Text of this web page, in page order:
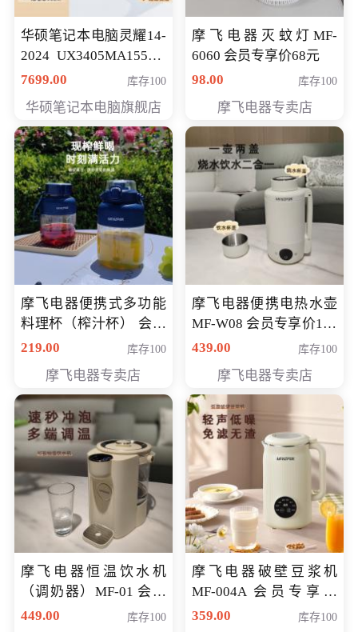
华硕笔记本电脑灵耀14-
2024 UX3405MA155夜
空蓝 oled 智慧轻薄本 会
7699.00 库存100
华硕笔记本电脑旗舰店
摩飞电器灭蚊灯MF-
6060 会员专享价68元
98.00
库存100
摩飞电器专卖店
摩飞电器便携式多功能
料理杯（榨汁杯） 会员
专享价118元
219.00 库存100
摩飞电器专卖店
摩飞电器便携电热水壶
MF-W08 会员专享价198
元
439.00 库存100
摩飞电器专卖店
摩飞电器恒温饮水机
（调奶器）MF-01 会员
专享价366元
449.00 库存100
摩飞电器破壁豆浆机
MF-004A 会员专享价
168元
359.00 库存100